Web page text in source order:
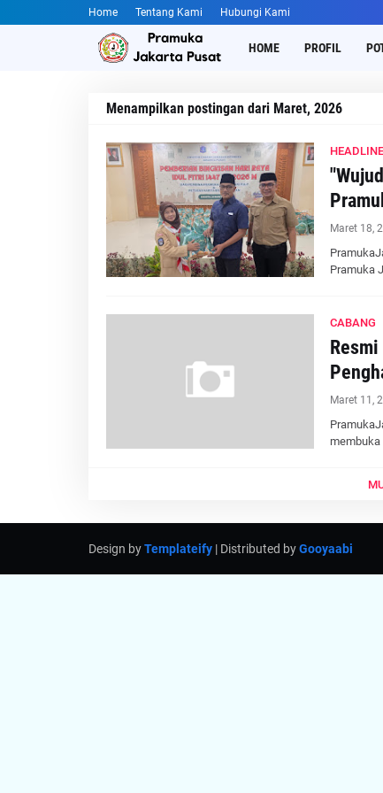
Home Tentang Kami Hubungi Kami
HOME PROFIL
Menampilkan postingan dari Maret, 2026
HEADLINE
Maret 18,
Pramuka
CABANG
Maret 11,
membuka
Design byTemplateify| Distributed byGooyaabi